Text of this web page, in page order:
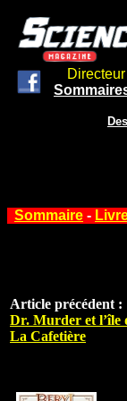
Directeur
Sommaire -
Article précédent :
Dr. Murder et l’île
La Cafetière